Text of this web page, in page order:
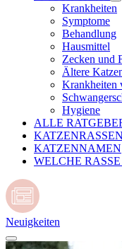
Krankheiten
Symptome
Behandlung
Hausmittel
Zecken und
Ältere
Krankheiten
Hygiene
ALLE
KATZENRASSEN
KATZENNAMEN
WELCHE
Neuigkeiten